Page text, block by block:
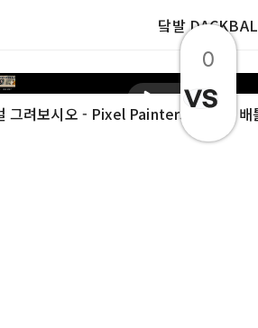
닼발 DACKBAL
그려보시오 - Pixel Painters
재생
0